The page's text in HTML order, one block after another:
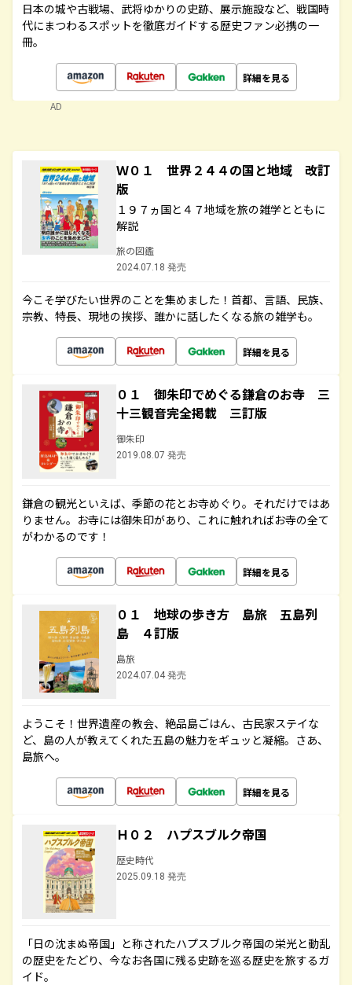
日本の城や古戦場、武将ゆかりの史跡、展示施設など、戦国時
代にまつわるスポットを徹底ガイドする歴史ファン必携の一
冊。
詳細を見る
AD
Ｗ０１ 世界２４４の国と地域 改訂
版
１９７ヵ国と４７地域を旅の雑学とともに
解説
旅の図鑑
2024.07.18 発売
今こそ学びたい世界のことを集めました！首都、言語、民族、
宗教、特長、現地の挨拶、誰かに話したくなる旅の雑学も。
詳細を見る
０１ 御朱印でめぐる鎌倉のお寺 三
十三観音完全掲載 三訂版
御朱印
2019.08.07 発売
鎌倉の観光といえば、季節の花とお寺めぐり。それだけではあ
りません。お寺には御朱印があり、これに触れればお寺の全て
がわかるのです！
詳細を見る
０１ 地球の歩き方 島旅 五島列
島 ４訂版
島旅
2024.07.04 発売
ようこそ！世界遺産の教会、絶品島ごはん、古民家ステイな
ど、島の人が教えてくれた五島の魅力をギュッと凝縮。さあ、
島旅へ。
詳細を見る
Ｈ０２ ハプスブルク帝国
歴史時代
2025.09.18 発売
「日の沈まぬ帝国」と称されたハプスブルク帝国の栄光と動乱
の歴史をたどり、今なお各国に残る史跡を巡る歴史を旅するガ
イド。